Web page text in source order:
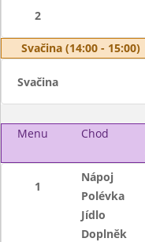
2
Svačina (14:00 - 15:00)
Svačina
Menu Chod
1
Nápoj
Polévka
Jídlo
Doplněk